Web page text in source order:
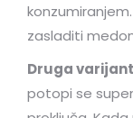
zasladiti
Druga
potopi se